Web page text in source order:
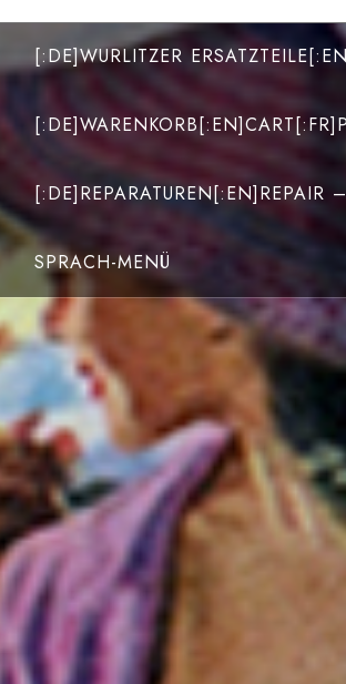
[:DE]WURLITZER
[:DE]REPARATUREN[:EN]REPAIR
SPRACH-MENÜ